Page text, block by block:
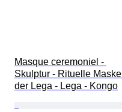
Masque ceremoniel -
Skulptur - Rituelle Maske
der Lega - Lega - Kongo